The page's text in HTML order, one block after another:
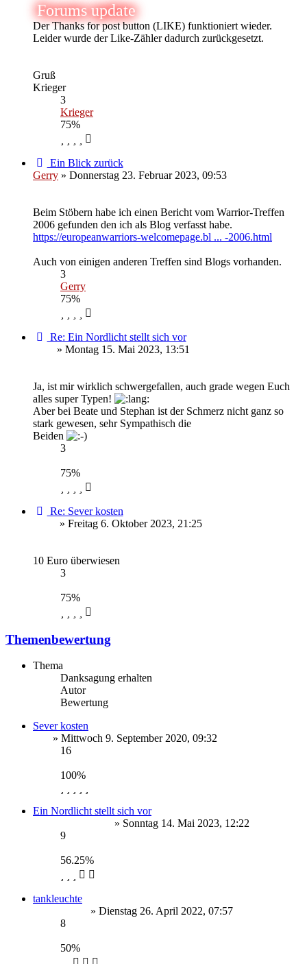
Forums update
Der Thanks for post button (LIKE) funktioniert wieder.
Leider wurde der Like-Zähler dadurch zurückgesetzt.
Gruß
Krieger
3
Krieger
75%
Ein Blick zurück
Gerry » Donnerstag 23. Februar 2023, 09:53
Beim Stöbern habe ich einen Bericht vom Warrior-Treffen
2006 gefunden den ich als Blog verfasst habe.
https://europeanwarriors-welcomepage.bl ... -2006.html
Auch von einigen anderen Treffen sind Blogs vorhanden.
3
Gerry
75%
Re: Ein Nordlicht stellt sich vor
» Montag 15. Mai 2023, 13:51
Ja, ist mir wirklich schwergefallen, auch grade wegen Euch
alles super Typen!
Aber bei Beate und Stephan ist der Schmerz nicht ganz so
stark gewesen, sehr Sympathisch die
Beiden
3
75%
Re: Sever kosten
» Freitag 6. Oktober 2023, 21:25
10 Euro überwiesen
3
75%
Themenbewertung
Thema
Danksagung erhalten
Autor
Bewertung
Sever kosten
» Mittwoch 9. September 2020, 09:32
16
100%
Ein Nordlicht stellt sich vor
» Sonntag 14. Mai 2023, 12:22
9
56.25%
tankleuchte
» Dienstag 26. April 2022, 07:57
8
50%